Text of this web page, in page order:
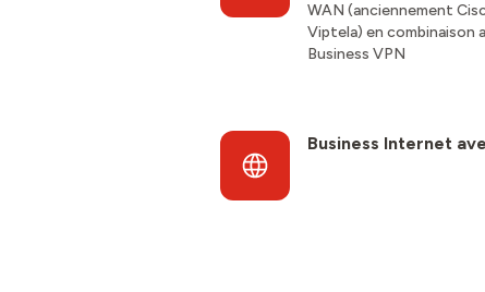
WAN (anciennement
Viptela)en combinaison
Business VPN
Business Internet